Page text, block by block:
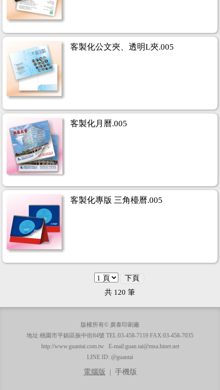
客製化公文夾、透明L夾.005
客製化月曆.005
客製化專版 三角檯曆.005
下頁
共 120 筆
版權所有© 廣泰印刷廠
地址:桃園市平鎮區振中街84號 TEL:03-458-7119 FAX:03-458-7035
http://www.guantai.com.tw E-mail:guan.tai@msa.hinet.net
LINE ID: @guantai
電腦版 | 手機版